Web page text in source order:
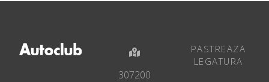
307200
PASTREAZA
LEGATURA